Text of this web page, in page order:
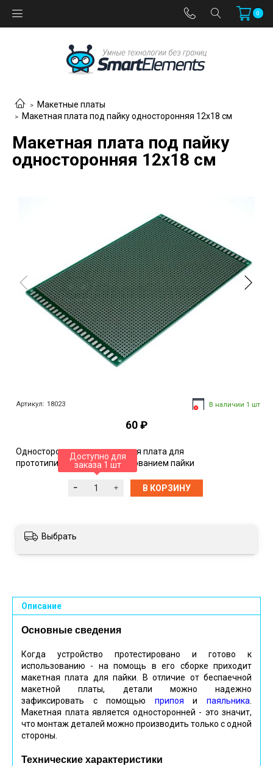
0
Макетные платы
Макетная плата под пайку односторонняя 12х18 см
Макетная плата под пайку
односторонняя 12х18 см
Артикул: 18023 В наличии 1 шт
60 ₽
Односторонняя текстолитовая плата для
прототипирования с использованием пайки
Доступно для
заказа 1 шт
В КОРЗИНУ
Выбрать
Описание
Основные сведения
Когда устройство протестировано и готово к
использованию - на помощь в его сборке приходит
макетная плата для пайки. В отличие от беспаечной
макетной платы, детали можно надежно
зафиксировать с помощью припоя ипаяльника.
Макетная плата является односторонней - это значит,
что монтаж деталей можно производить только с одной
стороны.
Технические характеристики